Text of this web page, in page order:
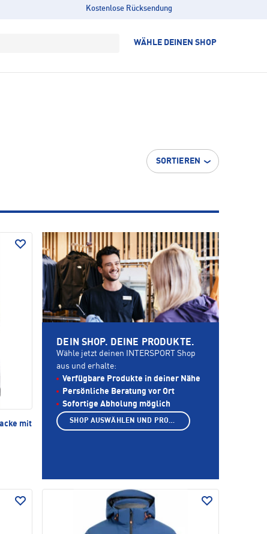
Kostenlose Rücksendung
WÄHLE DEINEN SHOP
SORTIEREN
mit
DEIN SHOP. DEINE PRODUKTE.
Wähle jetzt deinen INTERSPORT Shop
aus und erhalte:
Verfügbare Produkte in deiner Nähe
Persönliche Beratung vor Ort
Sofortige Abholung möglich
SHOP AUSWÄHLEN UND PRODUKTE ANZEIGEN